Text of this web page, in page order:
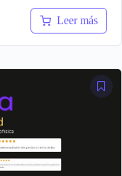
Leer más